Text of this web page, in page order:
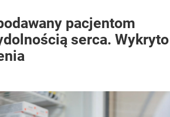
pacjentom
serca. Wykryto